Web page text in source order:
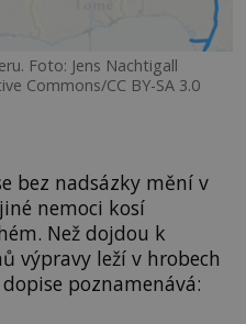
Foto: Jens Nachtigall
Commons/CC BY-SA 3.0
bez nadsázky mění v
nemoci kosí
Než dojdou k
výpravy leží v hrobech
poznamenává: